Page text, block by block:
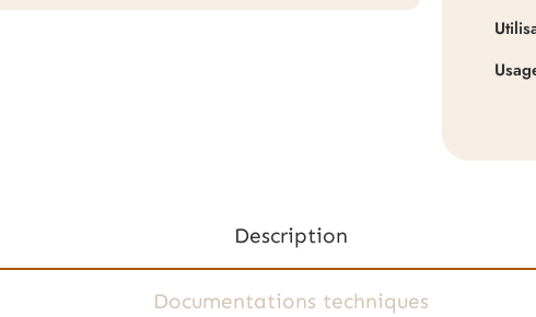
Description
Documentations techniques